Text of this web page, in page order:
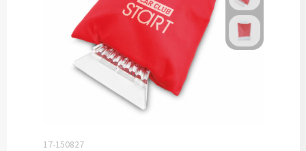
Custom made
Custom made notitieboekjes
Custom made schrijfblokken
Custom made memoblaadjes
Custom made muismatten
17-150827